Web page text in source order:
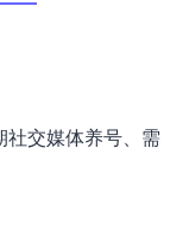
社交媒体养号、需